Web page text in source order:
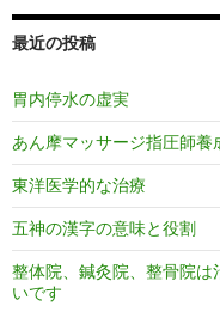
最近の投稿
胃内停水の虚実
あん摩マッサージ指圧師養
東洋医学的な治療
五神の漢字の意味と役割
整体院、鍼灸院、整骨院
いです